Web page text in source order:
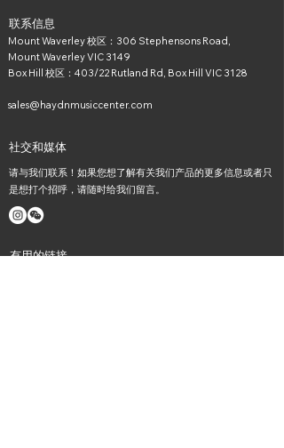
联系信息
Mount Waverley 校区：306 Stephensons Road,
Mount Waverley VIC 3149
Box Hill 校区：403/22 Rutland Rd, Box Hill VIC 3128
sales@haydnmusiccenter.com
社交和媒体
请与我们联系！如果您想了解有关我们产品的更多信息或者只
是想打个招呼，请随时给我们留言。
有用的链接